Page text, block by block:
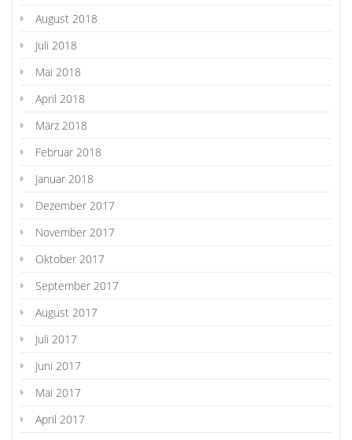
August 2018
Juli 2018
Mai 2018
April 2018
März 2018
Februar 2018
Januar 2018
Dezember 2017
November 2017
Oktober 2017
September 2017
August 2017
Juli 2017
Juni 2017
Mai 2017
April 2017